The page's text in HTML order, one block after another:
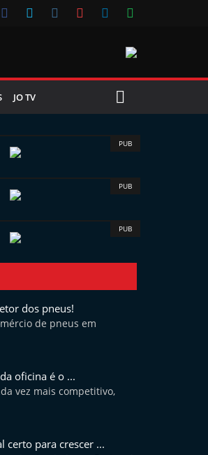
JO TV
PUB
PUB
PUB
dos pneus!
de pneus em
oficina é o ...
vez mais competitivo,
certo para crescer ...